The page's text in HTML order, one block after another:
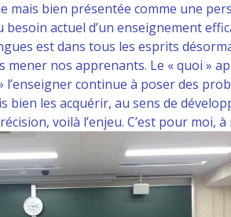
mais bien présentée comme une
actuel d’un enseignement
est dans tous les esprits
mener nos apprenants. Le « quoi »
l’enseigner continue à poser des
bien les acquérir, au sens de
voilà l’enjeu. C’est pour moi, à